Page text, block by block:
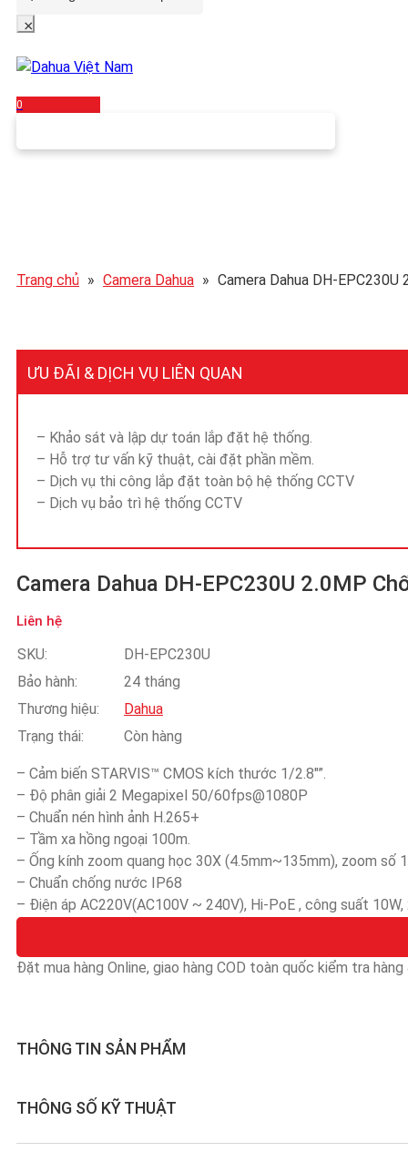
×
0
Trang chủ » Camera Dahua » Camera Dahua DH-EPC230U
ƯU ĐÃI & DỊCH VỤ LIÊN QUAN
– Khảo sát và lập dự toán lắp đặt hệ thống.
– Hỗ trợ tư vấn kỹ thuật, cài đặt phần mềm.
– Dịch vụ thi công lắp đặt toàn bộ hệ thống CCTV
– Dịch vụ bảo trì hệ thống CCTV
Camera Dahua DH-EPC230U 2.0MP
Liên hệ
SKU:
DH-EPC230U
Bảo hành:
24 tháng
Thương hiệu:
Dahua
Trạng thái:
Còn hàng
– Cảm biến STARVIS™ CMOS kích thước 1/2.8″”.
– Độ phân giải 2 Megapixel 50/60fps@1080P
– Chuẩn nén hình ảnh H.265+
– Tầm xa hồng ngoại 100m.
– Ống kính zoom quang học 30X (4.5mm~135mm), zoom số
– Chuẩn chống nước IP68
– Điện áp AC220V(AC100V ~ 240V), Hi-PoE , công suất 10W,
Đặt mua hàng Online, giao hàng COD toàn quốc kiểm tra
THÔNG TIN SẢN PHẨM
THÔNG SỐ KỸ THUẬT